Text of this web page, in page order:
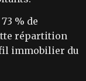
% de
répartition
immobilier du